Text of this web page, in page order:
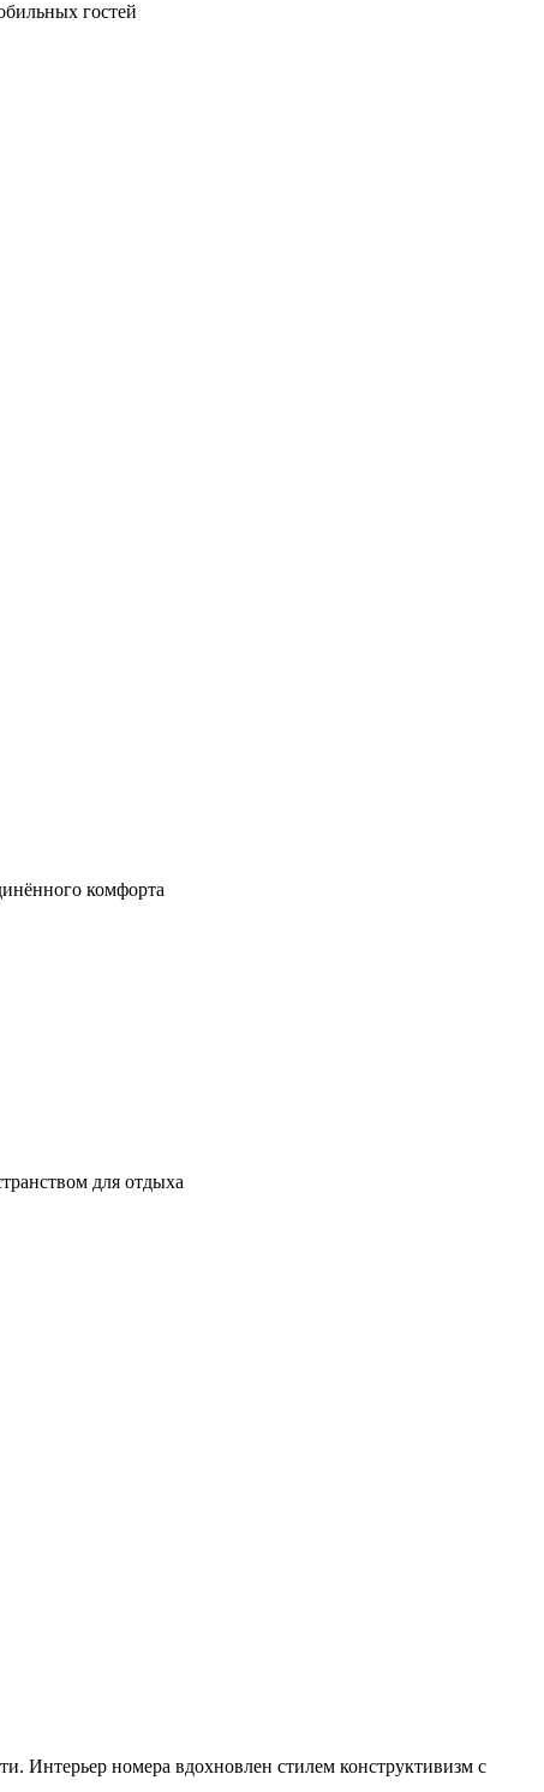
гостей
комфорта
для отдыха
Интерьер номера вдохновлен стилем конструктивизм с